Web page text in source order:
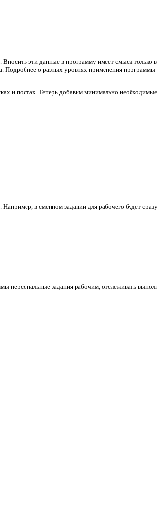
эти данные в программу имеет смысл только
Подробнее о разных уровнях применения
и постах. Теперь добавим минимально
в сменном задании для рабочего будет
задания рабочим, отслеживать